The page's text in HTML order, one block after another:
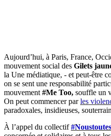
Aujourd’hui, à Paris, France,
mouvement social des Gilets
la Une médiatique, - et peut-être
on se sent une responsabilité
mouvement #Me Too, souffle un
On peut commencer parles
paradoxales, insidieuses,
À l’appel du collectif